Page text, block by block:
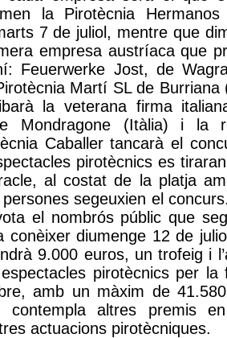
la Pirotècnia Hermanos
7 de juliol, mentre que
empresa austríaca que
Feuerwerke Jost, de
Martí SL de Burriana
la veterana firma
Mondragone (Itàlia) i la
Caballer tancarà el
pirotècnics es
al costat de la platja
persones segeuxien el
el nombrós públic que
conèixer diumenge 12 de
9.000 euros, un trofeig i
pirotècnics per la
amb un màxim de
contempla altres premis
actuacions pirotècniques.